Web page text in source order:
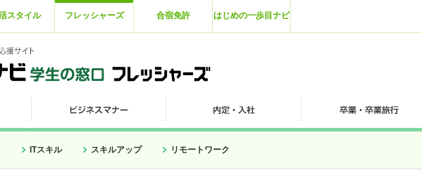
スタイル フレッシャーズ 合宿免許 はじめの一歩目ナビ
ITスキル スキルアップ リモートワーク